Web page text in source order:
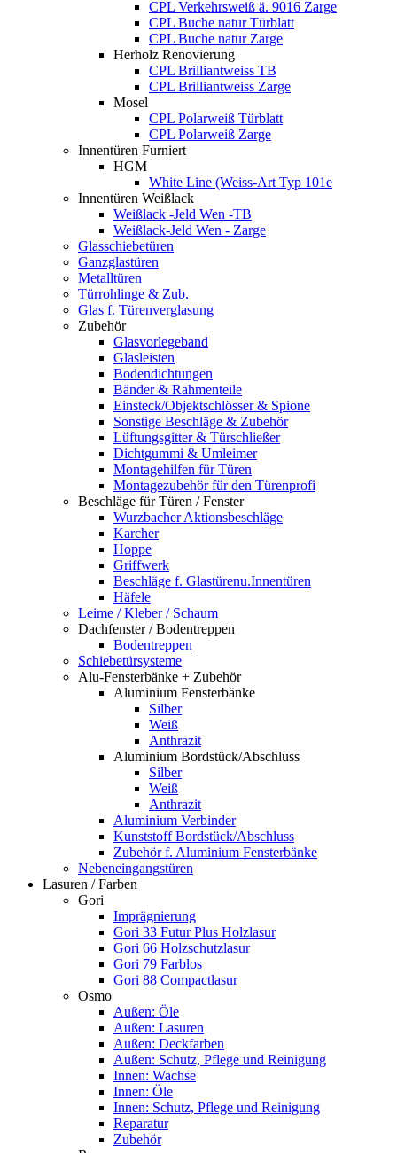
CPL Verkehrsweiß ä. 9016 Zarge
CPL Buche natur Türblatt
CPL Buche natur Zarge
Herholz Renovierung
CPL Brilliantweiss TB
CPL Brilliantweiss Zarge
Mosel
CPL Polarweiß Türblatt
CPL Polarweiß Zarge
Innentüren Furniert
HGM
White Line (Weiss-Art Typ 101e
Innentüren Weißlack
Weißlack -Jeld Wen -TB
Weißlack-Jeld Wen - Zarge
Glasschiebetüren
Ganzglastüren
Metalltüren
Türrohlinge & Zub.
Glas f. Türenverglasung
Zubehör
Glasvorlegeband
Glasleisten
Bodendichtungen
Bänder & Rahmenteile
Einsteck/Objektschlösser & Spione
Sonstige Beschläge & Zubehör
Lüftungsgitter & Türschließer
Dichtgummi & Umleimer
Montagehilfen für Türen
Montagezubehör für den Türenprofi
Beschläge für Türen / Fenster
Wurzbacher Aktionsbeschläge
Karcher
Hoppe
Griffwerk
Beschläge f. Glastürenu.Innentüren
Häfele
Leime / Kleber / Schaum
Dachfenster / Bodentreppen
Bodentreppen
Schiebetürsysteme
Alu-Fensterbänke + Zubehör
Aluminium Fensterbänke
Silber
Weiß
Anthrazit
Aluminium Bordstück/Abschluss
Silber
Weiß
Anthrazit
Aluminium Verbinder
Kunststoff Bordstück/Abschluss
Zubehör f. Aluminium Fensterbänke
Nebeneingangstüren
Lasuren / Farben
Gori
Imprägnierung
Gori 33 Futur Plus Holzlasur
Gori 66 Holzschutzlasur
Gori 79 Farblos
Gori 88 Compactlasur
Osmo
Außen: Öle
Außen: Lasuren
Außen: Deckfarben
Außen: Schutz, Pflege und Reinigung
Innen: Wachse
Innen: Öle
Innen: Schutz, Pflege und Reinigung
Reparatur
Zubehör